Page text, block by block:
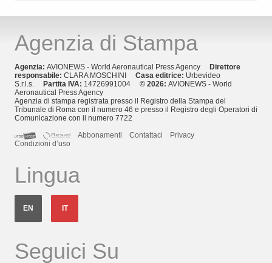
Agenzia di Stampa
Agenzia: AVIONEWS - World Aeronautical Press Agency
Direttore
responsabile: CLARA MOSCHINI Casa editrice: Urbevideo
S.r.l.s.
Partita IVA: 14726991004 © 2026: AVIONEWS - World
Aeronautical Press Agency
Agenzia di stampa registrata presso il Registro della Stampa del
Tribunale di Roma con il numero 46 e presso il Registro degli Operatori di
Comunicazione con il numero 7722
Abbonamenti
Contattaci
Privacy
Condizioni d’uso
Lingua
EN IT
Seguici Su